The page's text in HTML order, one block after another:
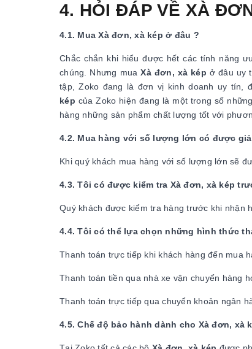
4. HỎI ĐÁP VỀ XÀ
4.1. Mua Xà đơn, xà kép ở đâu ?
Chắc chắn khi hiểu được hết các tính năng
chúng. Nhưng muaXà đơn, xà kép ở đâu uy
tập, Zoko đang là đơn vị kinh doanh uy tín,
kép của Zoko hiện đang là một trong số
hàng những sản phẩm chất lượng tốt với
4.2. Mua hàng với số lượng lớn có được
Khi quý khách mua hàng với số lượng lớn sẽ
4.3. Tôi có được kiểm tra Xà đơn, xà kép
Quý khách được kiểm tra hàng trước khi nhận
4.4. Tôi có thể lựa chọn những hình thức
Thanh toán trực tiếp khi khách hàng đến mua
Thanh toán tiền qua nhà xe vận chuyển hàng
Thanh toán trực tiếp qua chuyển khoản ngân
4.5. Chế độ bảo hành dành cho Xà đơn, xà